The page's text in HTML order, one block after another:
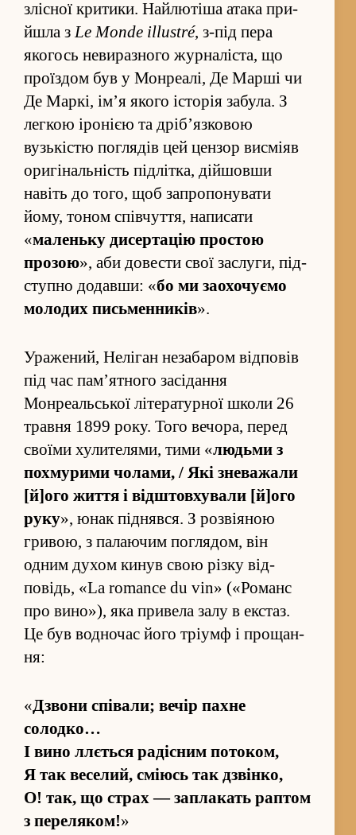
злісної критики. Найлютіша атака при­
йшла зLe Monde illustré, з-під пера
якогось невиразного журналіста, що
про­їздом був у Монреалі, Де Марші чи
Де Маркі, ім’я якого історія забула. З
легкою іронією та дріб’язковою
вузькістю по­глядів цей цензор висміяв
оригінальність під­літка, ді­йшовши
навіть до того, щоб за­пропонувати
йому, тоном спів­чу­т­тя, написати
«маленьку дисертацію про­стою
прозою», аби довести свої заслуги, під­
ступно додавши: «бо ми за­охочуємо
молодих письмен­ників».
Уражений, Неліган незабаром від­повів
під час пам’ятного засі­да­ння
Монреальської літературної школи 26
травня 1899 року. Того вечора, перед
своїми хулителями, тими «людьми з
похмурими чолами, / Які зневажали
[й]ого жи­ття і від­штовхували [й]ого
руку», юнак під­нявся. З роз­віяною
гривою, з палаючим по­глядом, він
одним духом кинув свою різку від­
повідь, «La romance du vin» («Романс
про вино»), яка привела залу в ек­стаз.
Це був водночас його тріумф і проща­н­
ня:
«Дзвони спів­али; вечір пахне
солодко…
І вино ллється радісним потоком,
Я так веселий, сміюсь так дзвінко,
О! так, що страх — заплакать раптом
з пере­ляком!»